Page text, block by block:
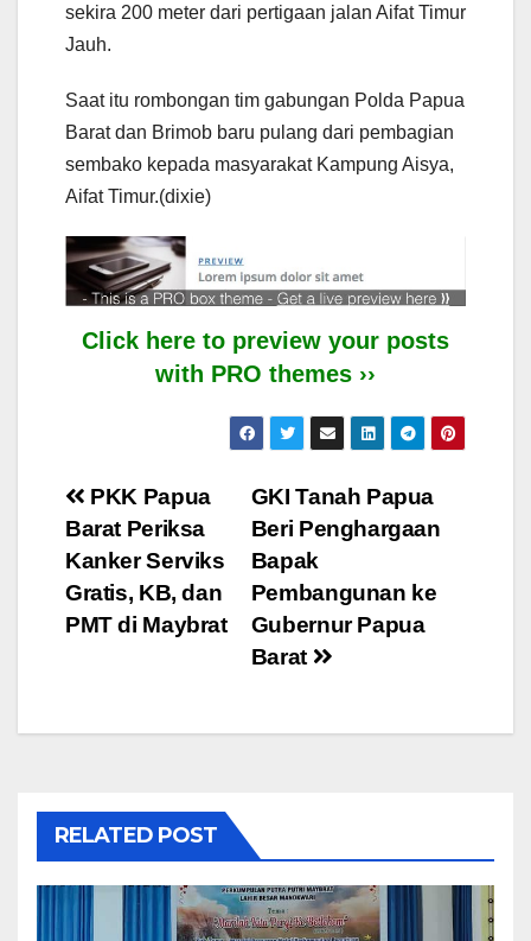
sekira 200 meter dari pertigaan jalan Aifat Timur
Jauh.
Saat itu rombongan tim gabungan Polda Papua
Barat dan Brimob baru pulang dari pembagian
sembako kepada masyarakat Kampung Aisya,
Aifat Timur.(dixie)
Click here to preview your posts
with PRO themes ››
Post
navigation
GKI Tanah Papua
Beri Penghargaan
Bapak
Pembangunan ke
Gubernur Papua
Barat
PKK Papua
Barat Periksa
Kanker Serviks
Gratis, KB, dan
PMT di Maybrat
RELATED POST